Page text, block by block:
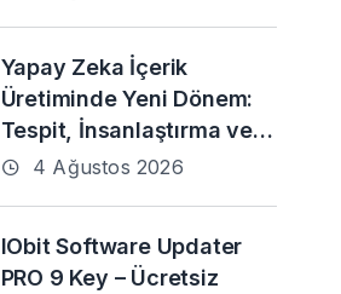
Yapay Zeka İçerik
Üretiminde Yeni Dönem:
Tespit, İnsanlaştırma ve
Daha Fazlası
4 Ağustos 2026
IObit Software Updater
PRO 9 Key – Ücretsiz